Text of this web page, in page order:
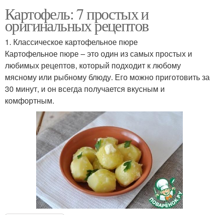
Картофель: 7 простых и
оригинальных рецептов
1. Классическое картофельное пюре
Картофельное пюре – это один из самых простых и
любимых рецептов, который подходит к любому
мясному или рыбному блюду. Его можно приготовить за
30 минут, и он всегда получается вкусным и
комфортным.